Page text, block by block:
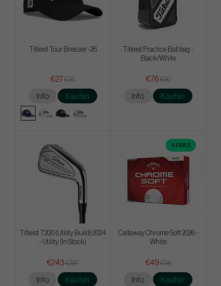
Titleist Tour Breezer -26
€27€36
Info Kaufen
Titleist Practice Ball bag -
Black/White
€76€90
Info Kaufen
Titleist T200 (Utility Build) 2024
- Utility (In Stock)
€243€297
Info Kaufen
4 FOR 3
Callaway Chrome Soft 2026 -
White
€49 €58
Info Kaufen